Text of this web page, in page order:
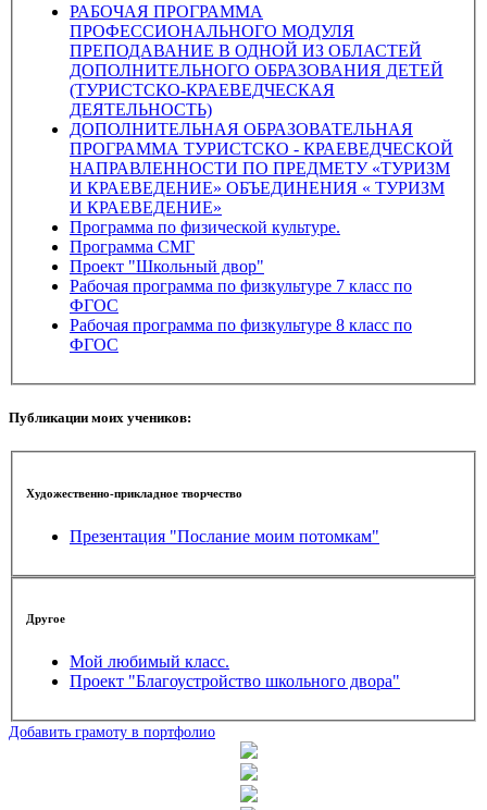
РАБОЧАЯ ПРОГРАММА
ПРОФЕССИОНАЛЬНОГО МОДУЛЯ
ПРЕПОДАВАНИЕ В ОДНОЙ ИЗ ОБЛАСТЕЙ
ДОПОЛНИТЕЛЬНОГО ОБРАЗОВАНИЯ ДЕТЕЙ
(ТУРИСТСКО-КРАЕВЕДЧЕСКАЯ
ДЕЯТЕЛЬНОСТЬ)
ДОПОЛНИТЕЛЬНАЯ ОБРАЗОВАТЕЛЬНАЯ
ПРОГРАММА ТУРИСТСКО - КРАЕВЕДЧЕСКОЙ
НАПРАВЛЕННОСТИ ПО ПРЕДМЕТУ «ТУРИЗМ
И КРАЕВЕДЕНИЕ» ОБЪЕДИНЕНИЯ « ТУРИЗМ
И КРАЕВЕДЕНИЕ»
Программа по физической культуре.
Программа СМГ
Проект "Школьный двор"
Рабочая программа по физкультуре 7 класс по
ФГОС
Рабочая программа по физкультуре 8 класс по
ФГОС
Публикации моих учеников:
Художественно-прикладное творчество
Презентация "Послание моим потомкам"
Другое
Мой любимый класс.
Проект "Благоустройство школьного двора"
Добавить грамоту в портфолио